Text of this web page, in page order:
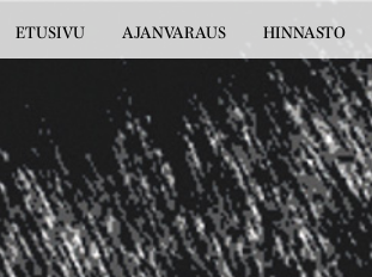
ETUSIVU AJANVARAUS HINNASTO